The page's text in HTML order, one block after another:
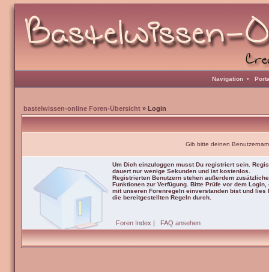
Navigation •
bastelwissen-online Foren-Übersicht » Login
Gib bitte deinen
Um Dich einzuloggen musst Du registriert sein.
dauert nur wenige Sekunden und ist kostenlos.
Registrierten Benutzern stehen außerdem zusätzliche
Funktionen zur Verfügung. Bitte Prüfe vor dem Login,
mit unseren Forenregeln einverstanden bist und lies
die bereitgestellten Regeln durch.
Foren Index | FAQ ansehen